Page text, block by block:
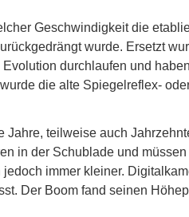
Geschwindigkeit die
wurde. Ersetzt
durchlaufen und
die alte Spiegelreflex-
teilweise auch
in der Schublade und
immer kleiner.
Der Boom fand seinen